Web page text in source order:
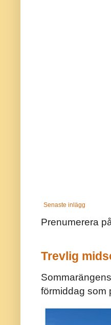
Senaste inlägg
Prenumerera
Trevlig
förmiddag som